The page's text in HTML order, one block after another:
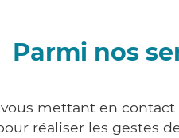
Parmi nos
mettant en
réaliser les gestes